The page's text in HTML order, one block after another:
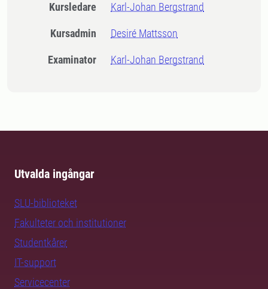
Kursledare Karl-Johan Bergstrand
Kursadmin Desiré Mattsson
Examinator Karl-Johan Bergstrand
Utvalda ingångar
SLU-biblioteket
Fakulteter och institutioner
Studentkårer
IT-support
Servicecenter